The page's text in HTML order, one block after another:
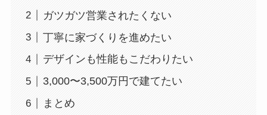
ガツガツ営業されたくない
丁寧に家づくりを進めたい
デザインも性能もこだわりたい
3,000〜3,500万円で建てたい
まとめ